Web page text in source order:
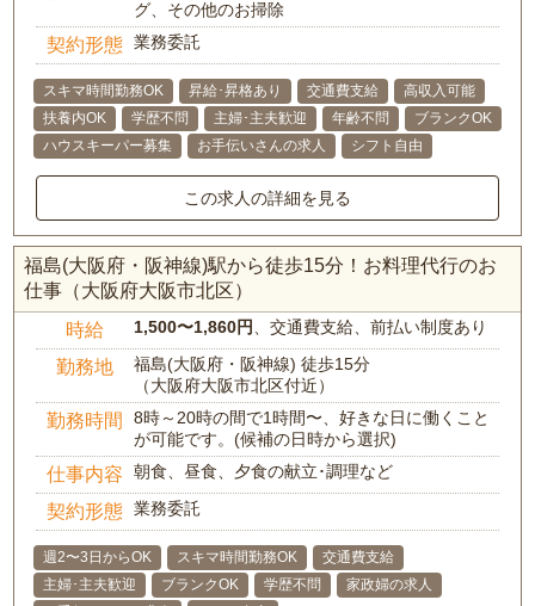
グ、その他のお掃除
契約形態 業務委託
スキマ時間勤務OK 昇給･昇格あり 交通費支給
高収入可能
扶養内OK
学歴不問 主婦･主夫歓迎 年齢不問
ブランクOK
ハウスキーパー募集
お手伝いさんの求人 シフト自由
この求人の詳細を見る
福島(大阪府・阪神線)駅から徒歩15分！お料理代行のお
仕事（大阪府大阪市北区）
時給 1,500〜1,860円 、交通費支給、前払い制度あり
勤務地
福島(大阪府・阪神線) 徒歩15分
（大阪府大阪市北区付近）
勤務時間
8時～20時の間で1時間〜、好きな日に働くこと
が可能です。(候補の日時から選択)
仕事内容 朝食、昼食、夕食の献立･調理など
契約形態 業務委託
週2〜3日からOK スキマ時間勤務OK
交通費支給
主婦･主夫歓迎
ブランクOK 学歴不問
家政婦の求人